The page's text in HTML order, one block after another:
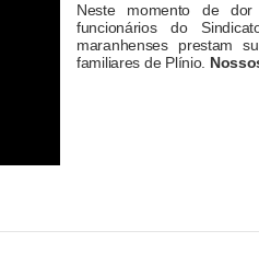
Neste momento de
funcionários do
maranhenses prestam
familiares de Plínio.